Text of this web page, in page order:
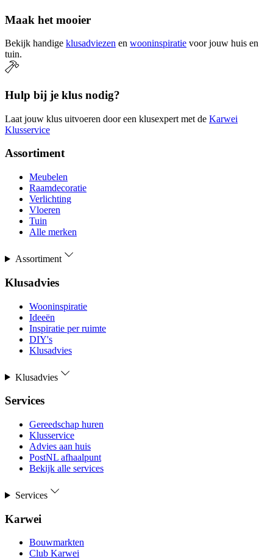
Maak het mooier
Bekijk handige klusadviezen en wooninspiratie voor jouw huis en
tuin.
Hulp bij je klus nodig?
Laat jouw klus uitvoeren door een klusexpert met de Karwei
Klusservice
Assortiment
Meubelen
Raamdecoratie
Verlichting
Vloeren
Tuin
Alle merken
Assortiment
Klusadvies
Wooninspiratie
Ideeën
Inspiratie per ruimte
DIY's
Klusadvies
Klusadvies
Services
Gereedschap huren
Klusservice
Advies aan huis
PostNL afhaalpunt
Bekijk alle services
Services
Karwei
Bouwmarkten
Club Karwei